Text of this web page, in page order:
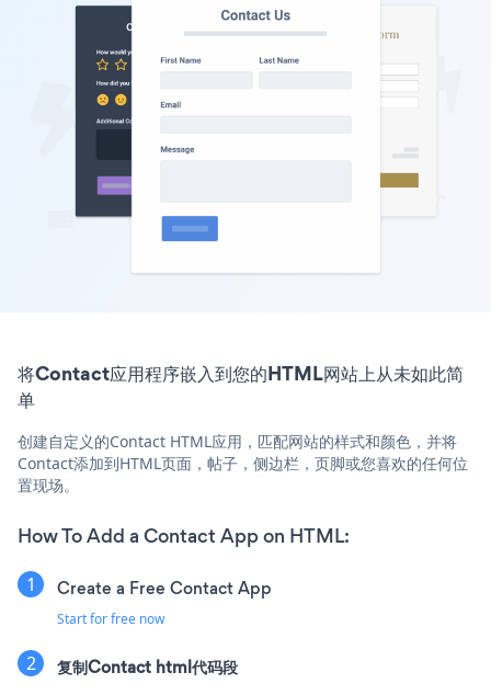
将Contact应用程序嵌入到您的HTML网站上从未如此简
单
创建自定义的Contact HTML应用，匹配网站的样式和颜色，并将
Contact添加到HTML页面，帖子，侧边栏，页脚或您喜欢的任何位
置现场。
How To Add a Contact App on HTML:
Create a Free Contact App
Start for free now
复制Contact html代码段